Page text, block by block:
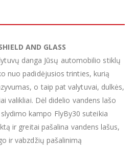
AND GLASS
danga Jūsų automobilio stiklų
nuo padidėjusios trinties, kurią
o taip pat valytuvai, dulkės,
valikliai. Dėl didelio vandens lašo
kampo FlyBy30 suteikia
ir greitai pašalina vandens lašus,
ir vabzdžių pašalinimą